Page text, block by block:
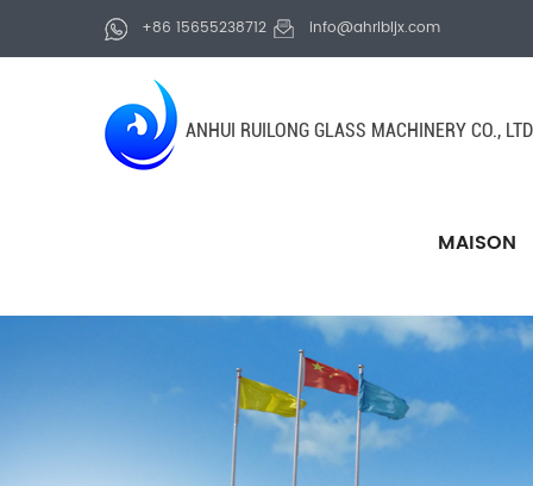
+86 15655238712 info@ahrlbljx.com
ANHUI RUILONG GLASS MACHINERY CO.,
MAISON